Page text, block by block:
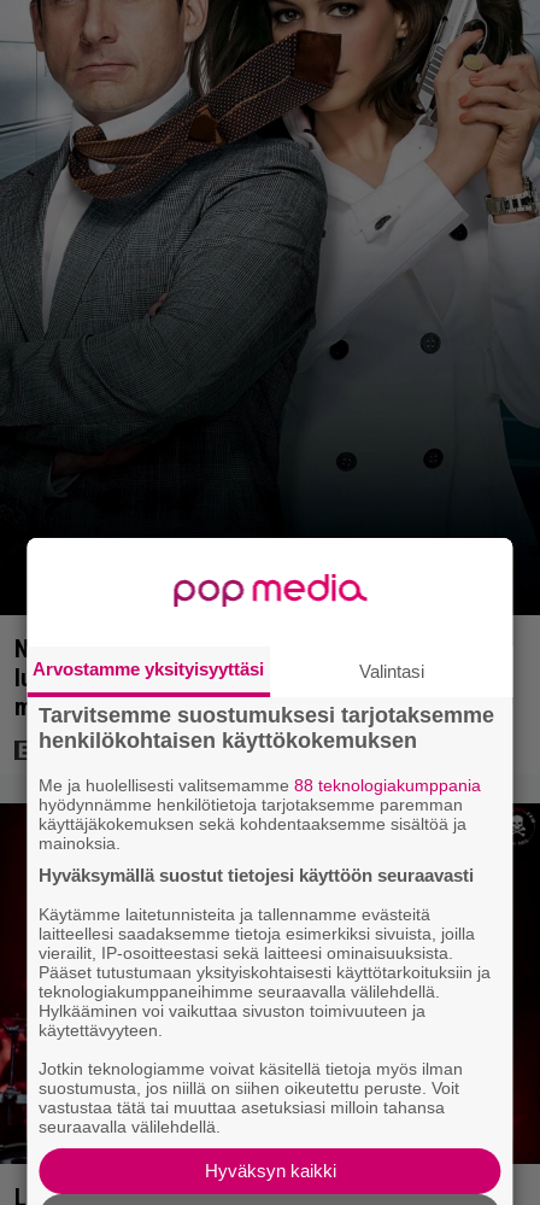
Nyt Netflixissä: Steve Carell ja Anne Hathaway 60-
luvun klassikosta tehdyssä leffassa – mukana 5
minuutin laskuvarjohyppy
Laiva on lastattu raskaalla musiikilla – Hellsinki
Arvostamme yksityisyyttäsi Valintasi
Tarvitsemme suostumuksesi tarjotaksemme
henkilökohtaisen käyttökokemuksen
Me ja huolellisesti valitsemamme88 teknologiakumppania
hyödynnämme henkilötietoja tarjotaksemme paremman
käyttäjäkokemuksen sekä kohdentaaksemme sisältöä ja
mainoksia.
Hyväksymällä suostut tietojesi käyttöön seuraavasti
Käytämme laitetunnisteita ja tallennamme evästeitä
laitteellesi saadaksemme tietoja esimerkiksi sivuista, joilla
vierailit, IP-osoitteestasi sekä laitteesi ominaisuuksista.
Pääset tutustumaan yksityiskohtaisesti käyttötarkoituksiin ja
teknologiakumppaneihimme seuraavalla välilehdellä.
Hylkääminen voi vaikuttaa sivuston toimivuuteen ja
käytettävyyteen.
Jotkin teknologiamme voivat käsitellä tietoja myös ilman
suostumusta, jos niillä on siihen oikeutettu peruste. Voit
vastustaa tätä tai muuttaa asetuksiasi milloin tahansa
seuraavalla välilehdellä.
Hyväksyn kaikki